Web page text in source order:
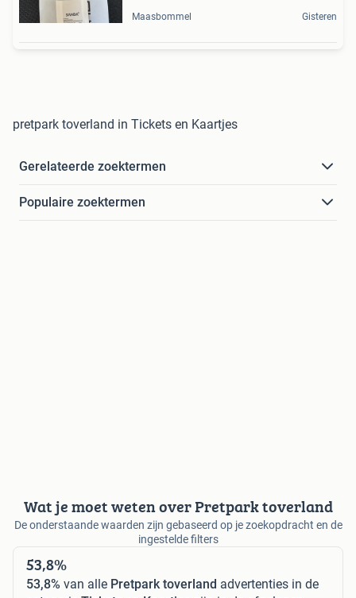
Maasbommel Gisteren
pretpark toverland in Tickets en Kaartjes
Gerelateerde zoektermen
Populaire zoektermen
Wat je moet weten over Pretpark toverland
De onderstaande waarden zijn gebaseerd op je zoekopdracht en de
ingestelde filters
53,8%
53,8% van alle Pretpark toverland advertenties in de